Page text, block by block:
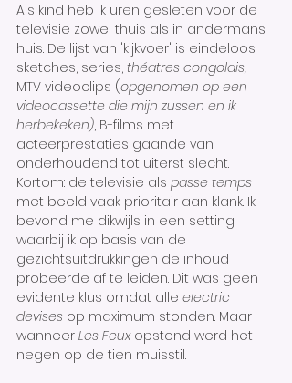
Als kind heb ik uren gesleten voor de
televisie zowel thuis als in andermans
huis. De lijst van 'kijkvoer' is eindeloos:
sketches, series, théatres congolais,
MTV videoclips (opgenomen op een
videocassette die mijn zussen en ik
herbekeken), B-films met
acteerprestaties gaande van
onderhoudend tot uiterst slecht.
Kortom: de televisie als passe temps
met beeld vaak prioritair aan klank. Ik
bevond me dikwijls in een setting
waarbij ik op basis van de
gezichtsuitdrukkingen de inhoud
probeerde af te leiden. Dit was geen
evidente klus omdat alle electric
devises op maximum stonden. Maar
wanneer Les Feux opstond werd het
negen op de tien muisstil.